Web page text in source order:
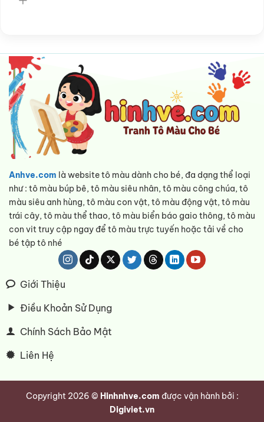
Anhve.com là website tô màu dành cho bé, đa dạng thể loại
như : tô màu búp bê, tô màu siêu nhân, tô màu công chúa, tô
màu siêu anh hùng, tô màu con vật, tô màu động vật, tô màu
trái cây, tô màu thể thao, tô màu biển báo gaio thông, tô màu
con vit truy cập ngay để tô màu trực tuyến hoặc tải về cho
bé tập tô nhé
Giới Thiệu
Điều Khoản Sử Dụng
Chính Sách Bảo Mật
Liên Hệ
Copyright 2026 © Hinhnhve.com được vận hành bởi :
Digiviet.vn